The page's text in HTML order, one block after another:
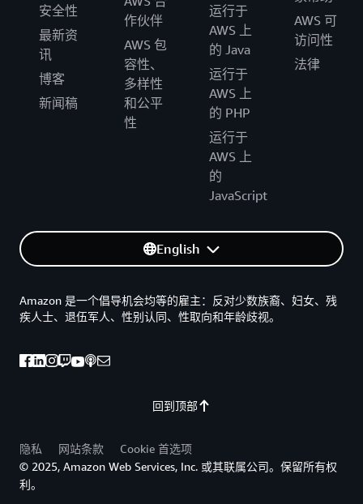
安全性
最新资
讯
博客
新闻稿
作伙伴
AWS 包
容性、
多样性
和公平
性
运行于
AWS 上
的 Java
运行于
AWS 上
的 PHP
运行于
AWS 上
的
JavaScript
AWS 可
访问性
法律
English
回到顶部
Amazon 是一个倡导机会均等的雇主：反对少数族裔、妇女、残
疾人士、退伍军人、性别认同、性取向和年龄歧视。
隐私 网站条款
Cookie 首选项
© 2025, Amazon Web Services, Inc. 或其联属公司。保留所有权
利。